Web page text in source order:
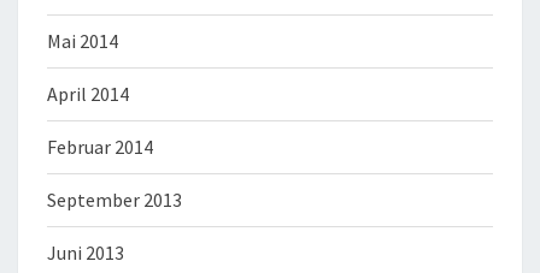
Mai 2014
April 2014
Februar 2014
September 2013
Juni 2013